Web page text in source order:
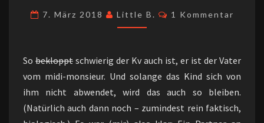
7. März 2018 Little B. Kommentare
1 Kommentar
So bekloppt schwierig der Kv auch ist, er ist der Vater
vom midi-monsieur. Und solange das Kind sich von
ihm nicht abwendet, wird das auch so bleiben.
(Natürlich auch dann noch – zumindest rein faktisch,